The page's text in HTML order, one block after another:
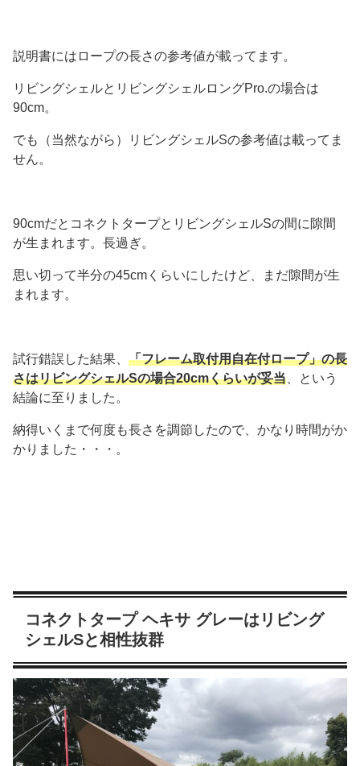
説明書にはロープの長さの参考値が載ってます。
リビングシェルとリビングシェルロングPro.の場合は
90cm。
でも（当然ながら）リビングシェルSの参考値は載ってま
せん。
90cmだとコネクトタープとリビングシェルSの間に隙間
が生まれます。長過ぎ。
思い切って半分の45cmくらいにしたけど、まだ隙間が生
まれます。
試行錯誤した結果、 「フレーム取付用自在付ロープ」の長
さはリビングシェルSの場合20cmくらいが妥当 、という
結論に至りました。
納得いくまで何度も長さを調節したので、かなり時間がか
かりました・・・。
コネクトタープ ヘキサ グレーはリビング
シェルSと相性抜群